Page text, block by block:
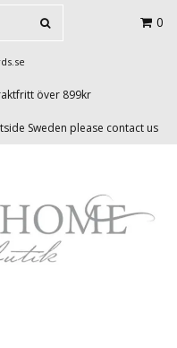
0
över 899kr
Sweden please contact us